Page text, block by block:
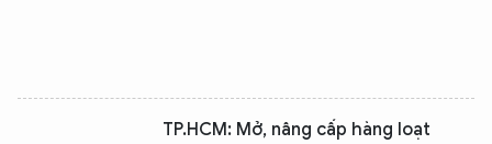
TP.HCM: Mở, nâng cấp hàng loạt